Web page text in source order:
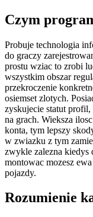
Czym
Probuje technologia
do graczy
prostu wziac to zrobi
wszystkim obszar
przekroczenie
osiemset zlotych.
zyskujecie statut
na grach. Wieksza
konta, tym lepszy
w zwiazku z tym
zwykle zalezna kiedys
montowac mozesz
pojazdy.
Rozumienie